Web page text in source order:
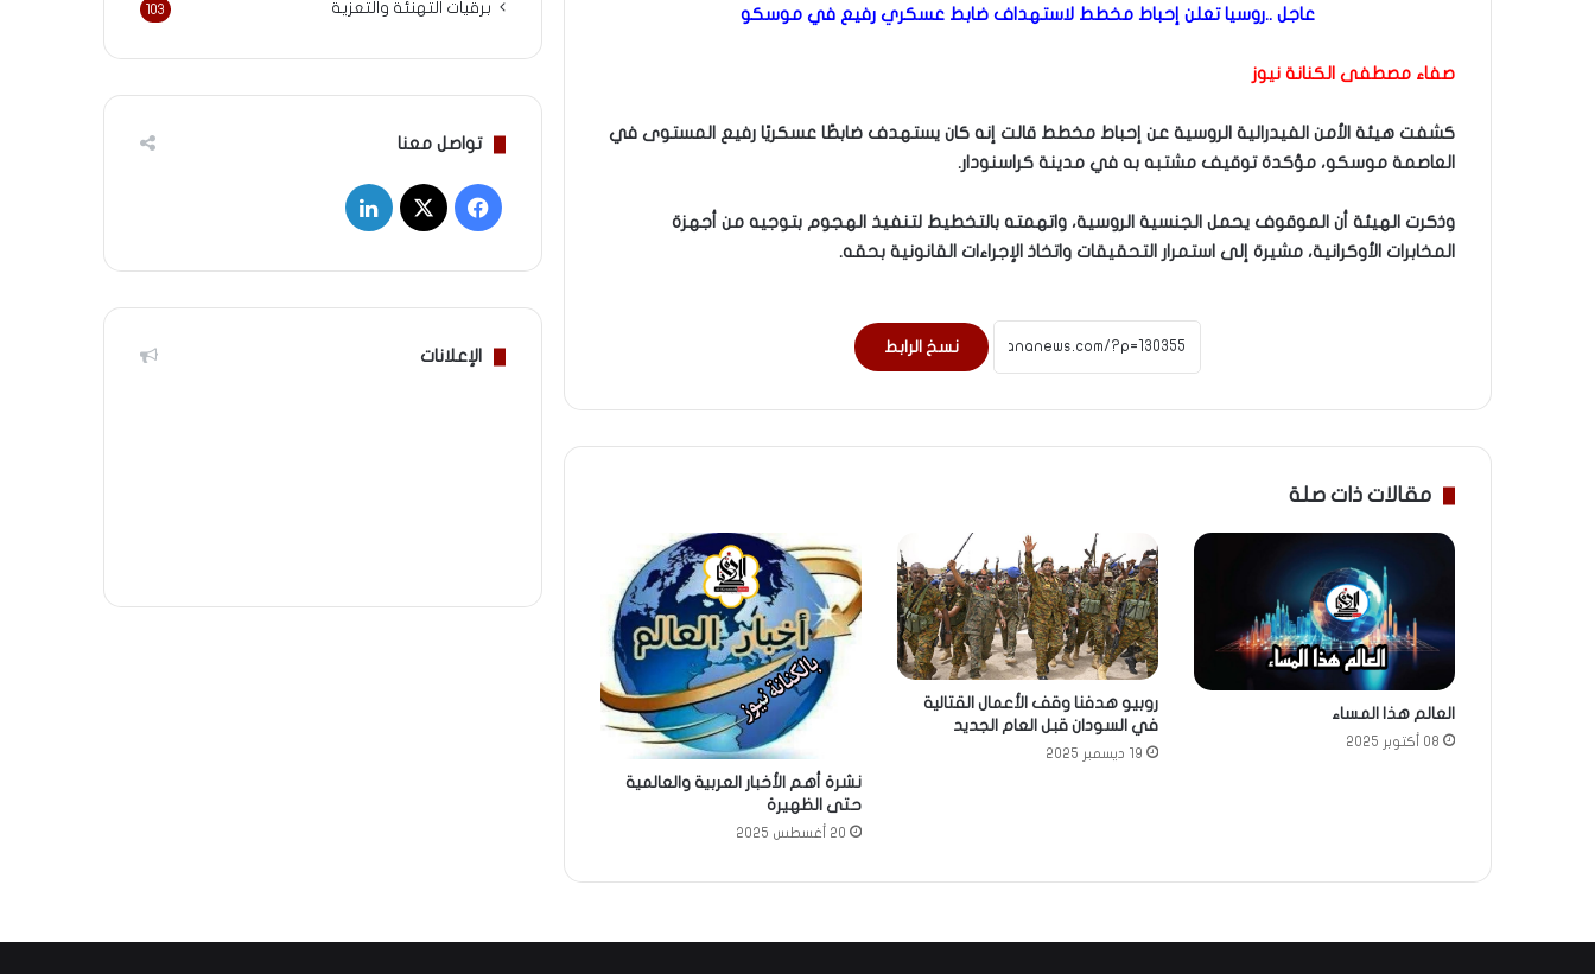
عاجل ..روسيا تعلن إحباط مخطط لاستهداف ضابط عسكري رفيع في موسكو
صفاء مصطفى الكنانة نيوز
كشفت هيئة الأمن الفيدرالية الروسية عن إحباط مخطط قالت إنه كان يستهدف ضابطًا عسكريًا رفيع المستوى في
العاصمة موسكو، مؤكدة توقيف مشتبه به في مدينة كراسنودار.
وذكرت الهيئة أن الموقوف يحمل الجنسية الروسية، واتهمته بالتخطيط لتنفيذ الهجوم بتوجيه من أجهزة
المخابرات الأوكرانية، مشيرة إلى استمرار التحقيقات واتخاذ الإجراءات القانونية بحقه.
نسخ الرابط
مقالات ذات صلة
العالم هذا المساء
08 أكتوبر 2025
روبيو هدفنا وقف الأعمال القتالية
في السودان قبل العام الجديد
19 ديسمبر 2025
نشرة أهم الأخبار العربية والعالمية
حتى الظهيرة
20 أغسطس 2025
برقيات التهنئة والتعزية 103
تواصل معنا
فيسبوك
‫X لينكدإن
الإعلانات